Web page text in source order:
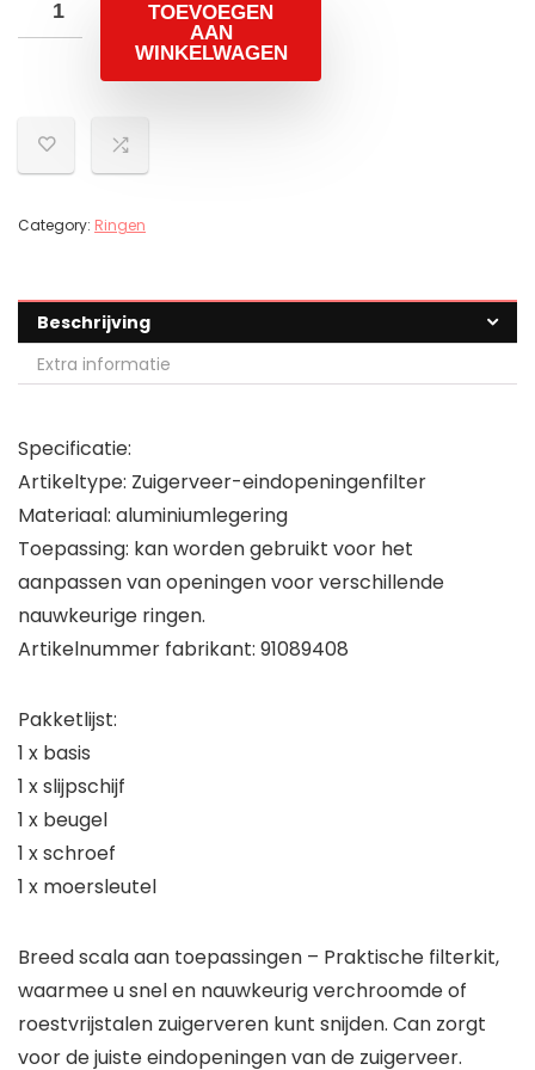
TOEVOEGEN
AAN
WINKELWAGEN
Category: Ringen
Beschrijving
Extra informatie
Specificatie:
Artikeltype: Zuigerveer-eindopeningenfilter
Materiaal: aluminiumlegering
Toepassing: kan worden gebruikt voor het
aanpassen van openingen voor verschillende
nauwkeurige ringen.
Artikelnummer fabrikant: 91089408
Pakketlijst:
1 x basis
1 x slijpschijf
1 x beugel
1 x schroef
1 x moersleutel
Breed scala aan toepassingen – Praktische filterkit,
waarmee u snel en nauwkeurig verchroomde of
roestvrijstalen zuigerveren kunt snijden. Can zorgt
voor de juiste eindopeningen van de zuigerveer.